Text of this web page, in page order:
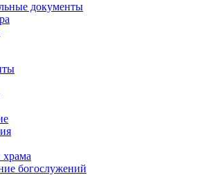
документы
богослужений